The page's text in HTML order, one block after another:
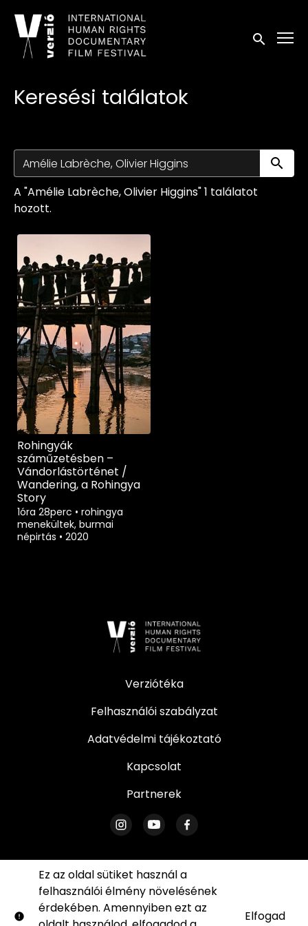
Kisegítő lehetőségek linkek
Ez az oldal sütiket használ a
felhasználói élmény növelésének
érdekében. Amennyiben ezt az
Elfogad
Keresés
Keresési találatok
A "Amélie Labrèche, Olivier Higgins" 1 találatot
hozott.
Rohingyák
száműzetésben –
Vándorlástörténet /
Wandering, a Rohingya
Story
1óra 28perc • rohingya
menekültek, burmai
népirtás • 2020
Verziótéka
Felhasználói szabályzat
Adatvédelmi tájékoztató
Kapcsolat
Partnerek
© Verzió. Minden jog fenntartva. Az oldal egyetlen
része sem reprodukálható írásos engedélyünk